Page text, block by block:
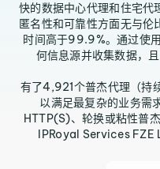
快的数据中心代理和住宅代
匿名性和可靠性方面无与伦
时间高于99.9%。通过使
何信息源并收集数据，
有了4,921个普杰代理（持
以满足最复杂的业务需
HTTP(S)、轮换或粘性普
IPRoyal Services FZE